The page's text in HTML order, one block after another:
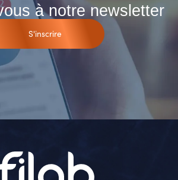
à notre newsletter
S'inscrire